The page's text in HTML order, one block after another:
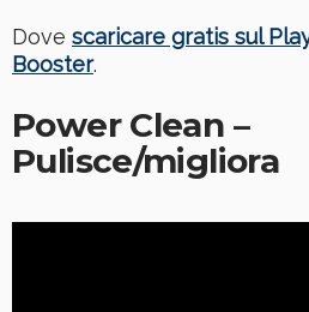
Dove scaricare gratis sul
Booster.
Power Clean –
Pulisce/migliora